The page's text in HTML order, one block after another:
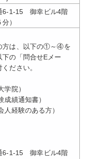
6-1-15 御幸ビル4階
）
方は、以下の①～④を
の「問合せEメー
ださい。
院）
績通知書）
経験のある方）
6-1-15 御幸ビル4階